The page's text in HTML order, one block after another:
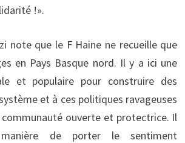
!».
note que le F Haine ne recueille que
en Pays Basque nord. Il y a ici une
et populaire pour construire des
et à ces politiques ravageuses
ouverte et protectrice. Il
de porter le sentiment